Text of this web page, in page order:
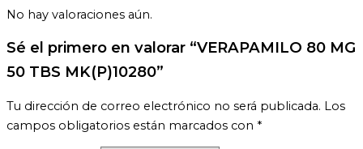
No hay valoraciones aún.
Sé el primero en valorar “VERAPAMILO 80 MG
50 TBS MK(P)10280”
Tu dirección de correo electrónico no será publicada. Los
campos obligatorios están marcados con *